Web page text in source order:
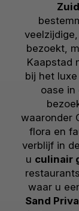
veelzijdige,
bezoekt,
Kaapstad
bij het luxe
oase in
waaronder
flora en
verblijf in
u culinair
waar u
Sand